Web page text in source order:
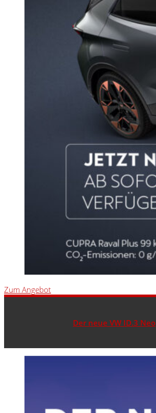
Zum Angebot
Der neue VW ID.3 Neo